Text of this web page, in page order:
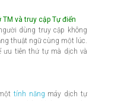
và truy cập Tự điển
dùng truy cập không
thuật ngữ cùng một lúc.
ưu tiên thứ tự mà dịch và
tính năng máy dịch tự